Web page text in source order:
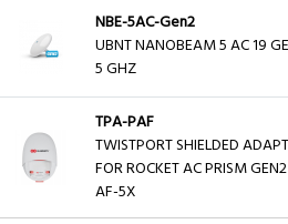
NBE-5AC-Gen2
UBNT NANOBEAM 5 AC 19
5 GHZ
TPA-PAF
TWISTPORT SHIELDED
FOR ROCKET AC PRISM
AF-5X